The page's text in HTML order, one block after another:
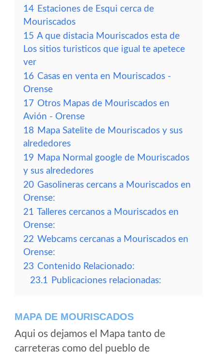
14 Estaciones de Esqui cerca de
Mouriscados
15 A que distacia Mouriscados esta de
Los sitios turisticos que igual te apetece
ver
16 Casas en venta en Mouriscados -
Orense
17 Otros Mapas de Mouriscados en
Avión - Orense
18 Mapa Satelite de Mouriscados y sus
alrededores
19 Mapa Normal google de Mouriscados
y sus alrededores
20 Gasolineras cercans a Mouriscados en
Orense:
21 Talleres cercanos a Mouriscados en
Orense:
22 Webcams cercanas a Mouriscados en
Orense:
23 Contenido Relacionado:
23.1 Publicaciones relacionadas:
MAPA DE MOURISCADOS
Aqui os dejamos el Mapa tanto de
carreteras como del pueblo de